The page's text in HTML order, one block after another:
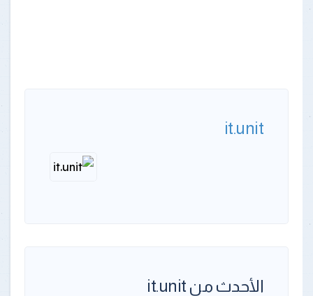
it.unit
الأحدث من it.unit